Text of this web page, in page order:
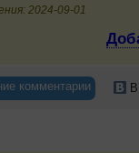
2024-09-01
комментарии